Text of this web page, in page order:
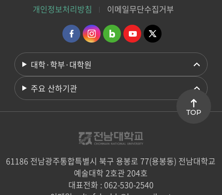
개인정보처리방침 이메일무단수집거부
대학·학부·대학원
주요 산하기관
61186 전남광주통합특별시 북구 용봉로 77(용봉동) 전남대학교
예술대학 2호관 204호
대표전화 : 062-530-2540
TOP